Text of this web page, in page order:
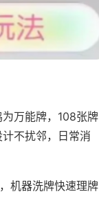
万能牌，108张牌
不扰邻，日常消
机器洗牌快速理牌